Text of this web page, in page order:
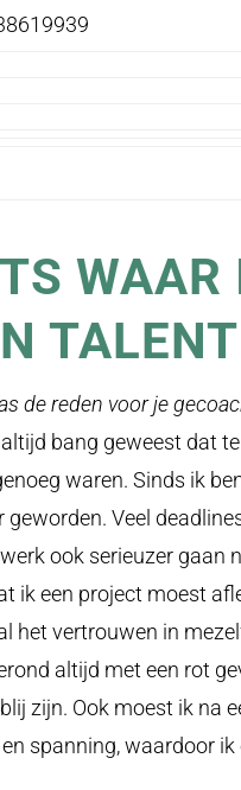
de reden voor je
bang geweest dat
waren. Sinds ik
geworden. Veel
ook serieuzer gaan
ik een project moest
het vertrouwen in
altijd met een rot
zijn. Ook moest ik na
spanning, waardoor